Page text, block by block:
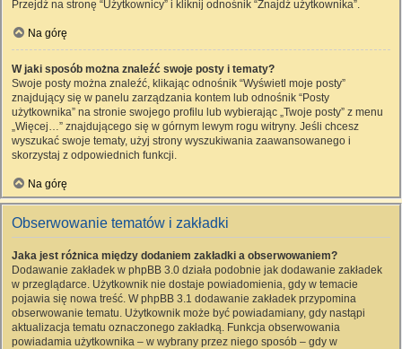
Przejdź na stronę “Użytkownicy” i kliknij odnośnik “Znajdź użytkownika”.
Na górę
W jaki sposób można znaleźć swoje posty i tematy?
Swoje posty można znaleźć, klikając odnośnik “Wyświetl moje posty”
znajdujący się w panelu zarządzania kontem lub odnośnik “Posty
użytkownika” na stronie swojego profilu lub wybierając „Twoje posty” z menu
„Więcej…” znajdującego się w górnym lewym rogu witryny. Jeśli chcesz
wyszukać swoje tematy, użyj strony wyszukiwania zaawansowanego i
skorzystaj z odpowiednich funkcji.
Na górę
Obserwowanie tematów i zakładki
Jaka jest różnica między dodaniem zakładki a obserwowaniem?
Dodawanie zakładek w phpBB 3.0 działa podobnie jak dodawanie zakładek
w przeglądarce. Użytkownik nie dostaje powiadomienia, gdy w temacie
pojawia się nowa treść. W phpBB 3.1 dodawanie zakładek przypomina
obserwowanie tematu. Użytkownik może być powiadamiany, gdy nastąpi
aktualizacja tematu oznaczonego zakładką. Funkcja obserwowania
powiadamia użytkownika – w wybrany przez niego sposób – gdy w